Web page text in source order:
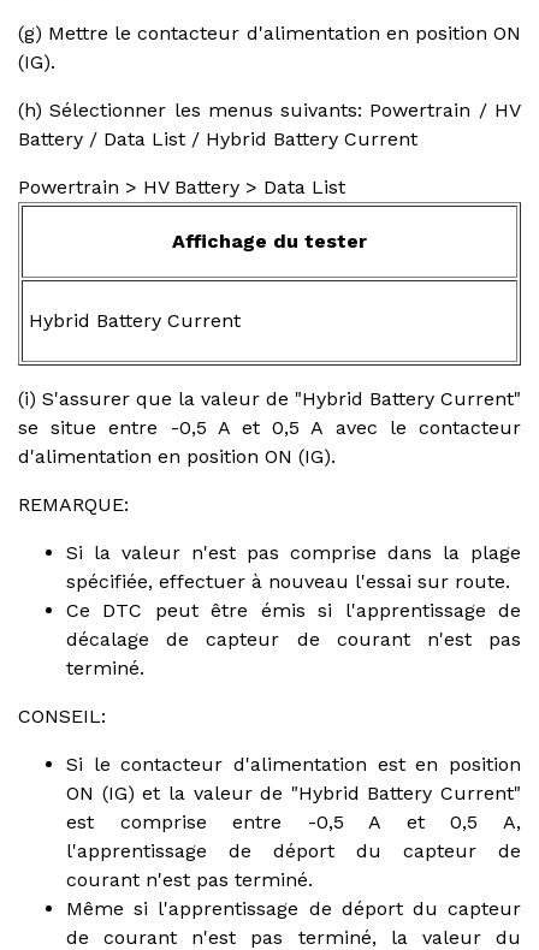
(g) Mettre le contacteur d'alimentation en position ON
(IG).
(h) Sélectionner les menus suivants: Powertrain / HV
Battery / Data List / Hybrid Battery Current
Powertrain > HV Battery > Data List
Affichage du tester
Hybrid Battery Current
(i) S'assurer que la valeur de "Hybrid Battery Current"
se situe entre -0,5 A et 0,5 A avec le contacteur
d'alimentation en position ON (IG).
REMARQUE:
Si la valeur n'est pas comprise dans la plage
spécifiée, effectuer à nouveau l'essai sur route.
Ce DTC peut être émis si l'apprentissage de
décalage de capteur de courant n'est pas
terminé.
CONSEIL:
Si le contacteur d'alimentation est en position
ON (IG) et la valeur de "Hybrid Battery Current"
est comprise entre -0,5 A et 0,5 A,
l'apprentissage de déport du capteur de
courant n'est pas terminé.
Même si l'apprentissage de déport du capteur
de courant n'est pas terminé, la valeur du